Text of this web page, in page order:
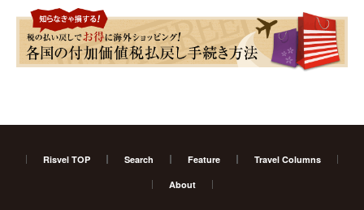
Risvel TOP Search Feature Travel Columns
About